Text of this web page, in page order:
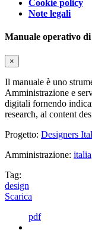
Cookie policy
Note legali
Manuale operativo di
×
Il manuale è uno
Amministrazione e
digitali fornendo
research, al content
Progetto: Designers
Amministrazione: italia
Tag:
design
Scarica
pdf